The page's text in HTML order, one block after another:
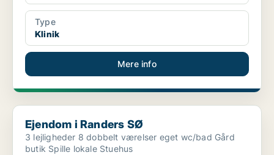
Type
Klinik
Mere info
Ejendom i Randers SØ
Ejendom i Randers SØ
3 lejligheder 8 dobbelt værelser eget wc/bad Gård
butik Spille lokale Stuehus